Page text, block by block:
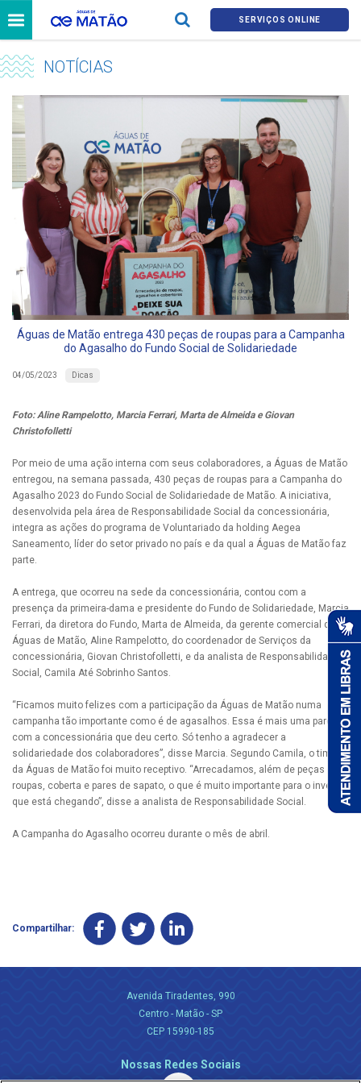
SERVIÇOS ONLINE
NOTÍCIAS
Águas de Matão entrega 430 peças de roupas para a Campanha
do Agasalho do Fundo Social de Solidariedade
04/05/2023 Dicas
Foto: Aline Rampelotto, Marcia Ferrari, Marta de Almeida e Giovan
Christofolletti
Por meio de uma ação interna com seus colaboradores, a Águas de Matão
entregou, na semana passada, 430 peças de roupas para a Campanha do
Agasalho 2023 do Fundo Social de Solidariedade de Matão. A iniciativa,
desenvolvida pela área de Responsabilidade Social da concessionária,
integra as ações do programa de Voluntariado da holding Aegea
Saneamento, líder do setor privado no país e da qual a Águas de Matão faz
parte.
A entrega, que ocorreu na sede da concessionária, contou com a
presença da primeira-dama e presidente do Fundo de Solidariedade, Marcia
Ferrari, da diretora do Fundo, Marta de Almeida, da gerente comercial da
Águas de Matão, Aline Rampelotto, do coordenador de Serviços da
concessionária, Giovan Christofolletti, e da analista de Responsabilidade
Social, Camila Até Sobrinho Santos.
“Ficamos muito felizes com a participação da Águas de Matão numa
campanha tão importante como é de agasalhos. Essa é mais uma parceria
com a concessionária que deu certo. Só tenho a agradecer a
solidariedade dos colaboradores”, disse Marcia. Segundo Camila, o time
da Águas de Matão foi muito receptivo. “Arrecadamos, além de peças de
roupas, coberta e pares de sapato, o que é muito importante para o inverno
que está chegando”, disse a analista de Responsabilidade Social.
A Campanha do Agasalho ocorreu durante o mês de abril.
Compartilhar:
Avenida Tiradentes, 990
Centro - Matão - SP
CEP 15990-185
Nossas Redes Sociais